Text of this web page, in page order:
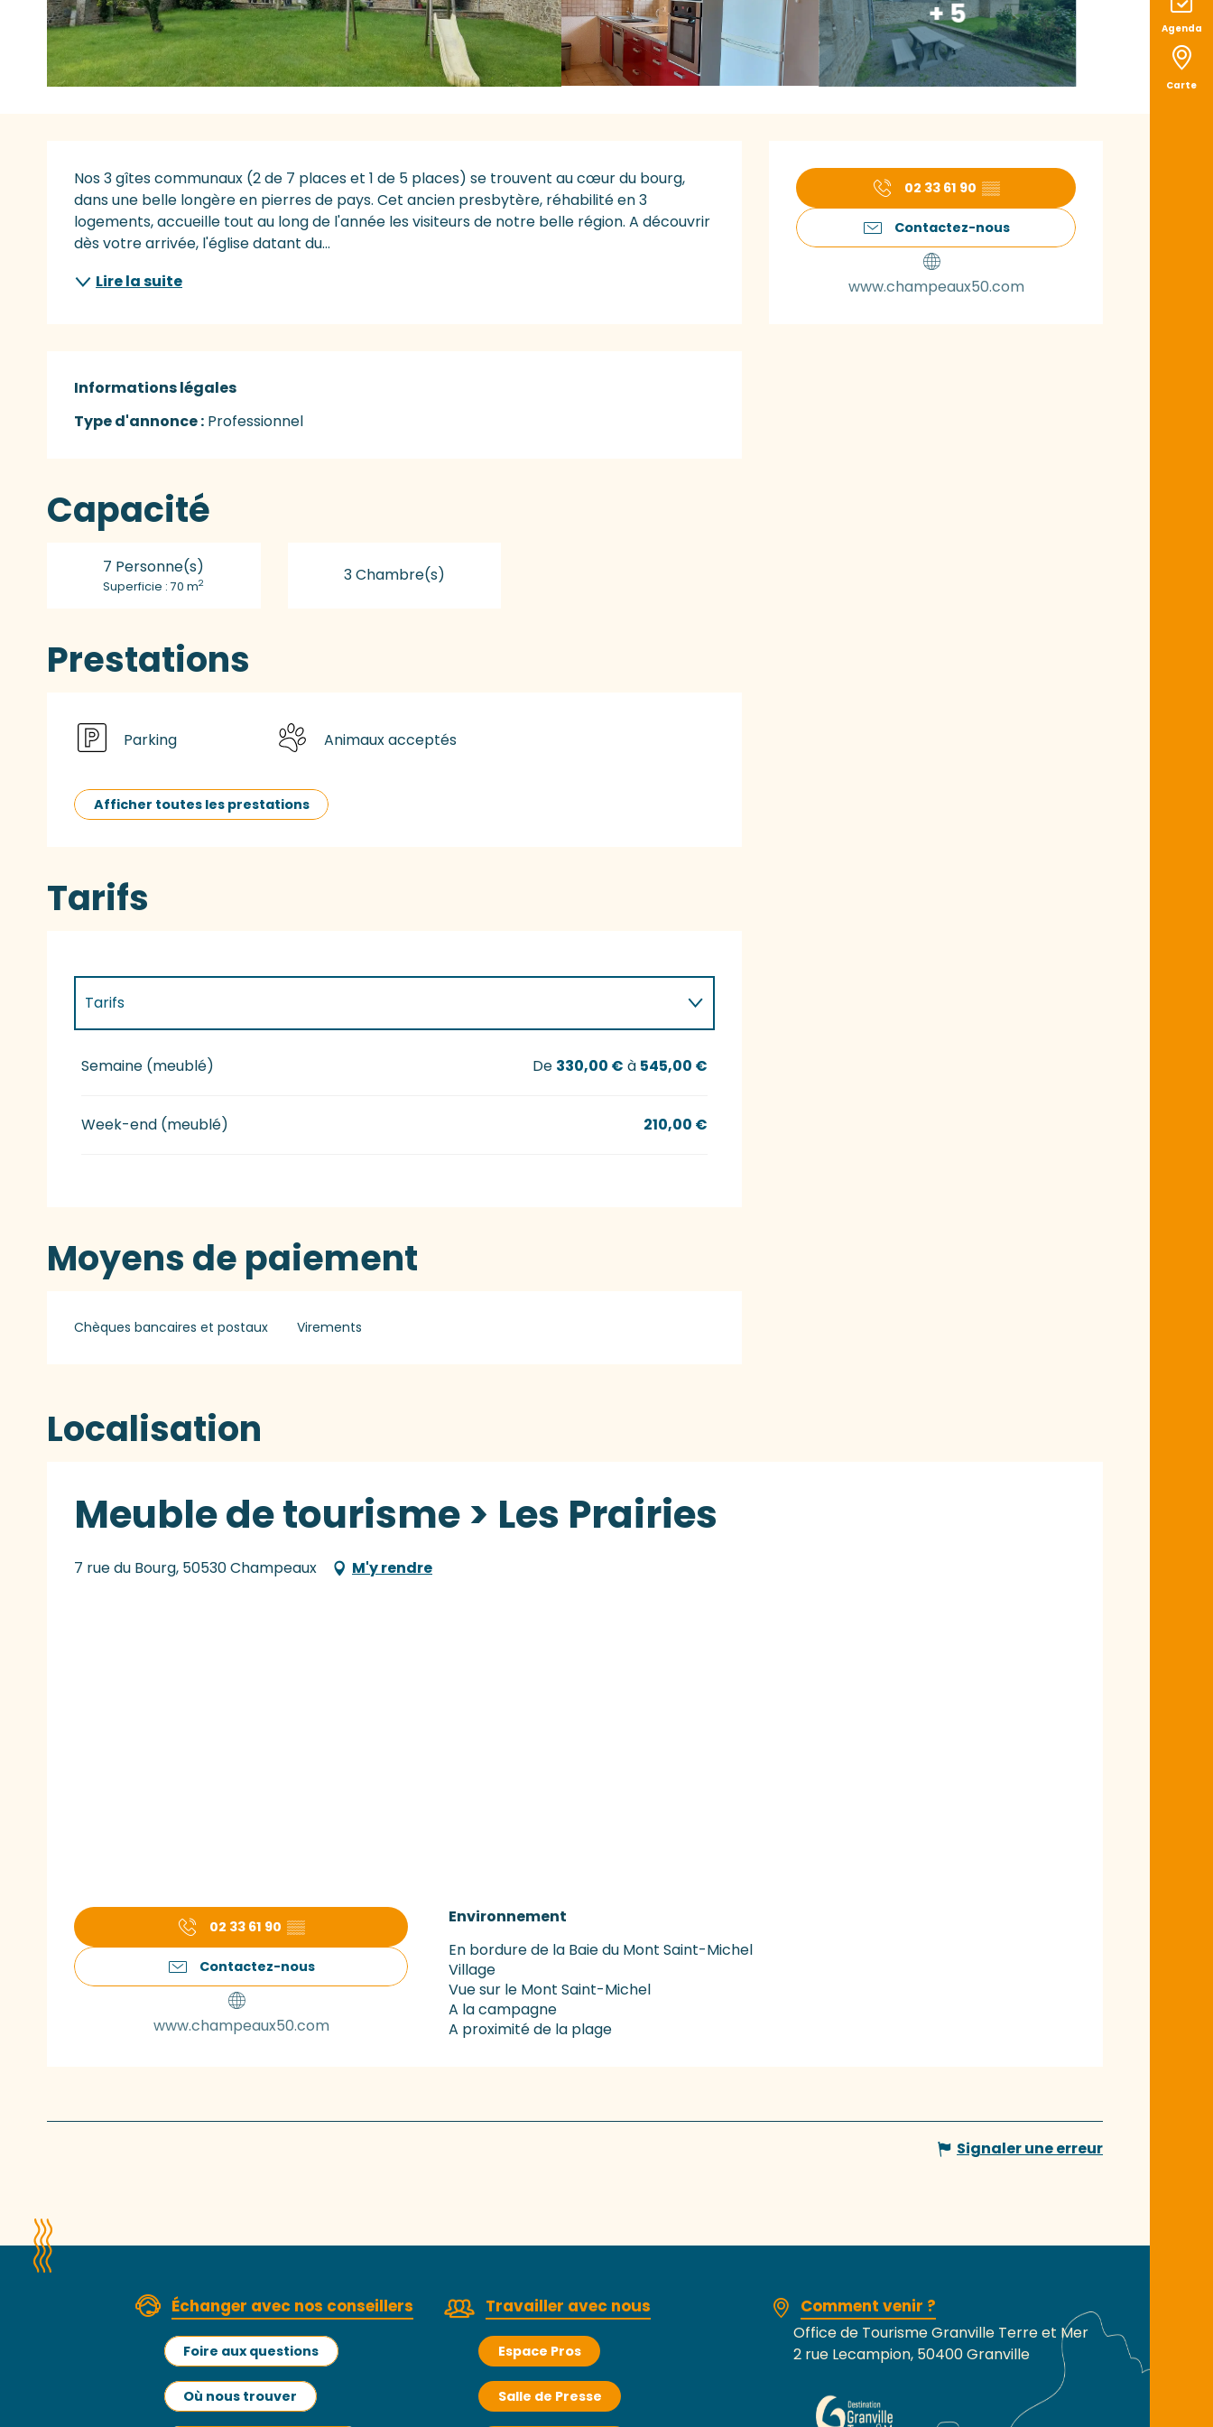
Agenda
Carte
+ 5
Ouverture et
02 33 61 90 ▒▒
Contactez-nous
www.champeaux50.com
Description
Nos 3 gîtes communaux (2 de 7 places et 1 de 5 places) se trouvent au cœur du bourg,
dans une belle longère en pierres de pays. Cet ancien presbytère, réhabilité en 3
logements, accueille tout au long de l'année les visiteurs de notre belle région. A découvrir
dès votre arrivée, l'église datant du...
Lire la suite
Informations légales
Informations légales
Type d'annonce : Professionnel
Capacité
7 Personne(s)
Superficie : 70 m2 3 Chambre(s)
Prestations
Parking Animaux acceptés
Afficher toutes les prestations
Tarifs
Tarifs
Tarifs 2027
Semaine (meublé) De 330,00 € à 545,00 €
Week-end (meublé) 210,00 €
Moyens de paiement
Chèques bancaires et postaux Virements
Localisation
Meuble de tourisme > Les Prairies
7 rue du Bourg, 50530 Champeaux M'y rendre
02 33 61 90 ▒▒
Contactez-nous
www.champeaux50.com
Environnement
Environnement
En bordure de la Baie du Mont Saint-Michel
Village
Vue sur le Mont Saint-Michel
A la campagne
A proximité de la plage
Signaler une erreur
Échanger avec nos conseillers
Foire aux questions
Où nous trouver
Travailler avec nous
Espace Pros
Salle de Presse
Comment venir ?
Office de Tourisme Granville Terre et Mer
2 rue Lecampion, 50400 Granville